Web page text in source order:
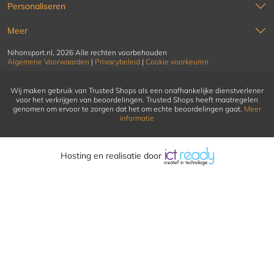
Personaliseren
Meer
Nihonsport.nl, 2026 Alle rechten voorbehouden
Algemene Voorwaarden | Privacybeleid | Cookie voorkeuren
Wij maken gebruik van Trusted Shops als een onafhankelijke dienstverlener
voor het verkrijgen van beoordelingen. Trusted Shops heeft maatregelen
genomen om ervoor te zorgen dat het om echte beoordelingen gaat. Meer
informatie
Hosting en realisatie door